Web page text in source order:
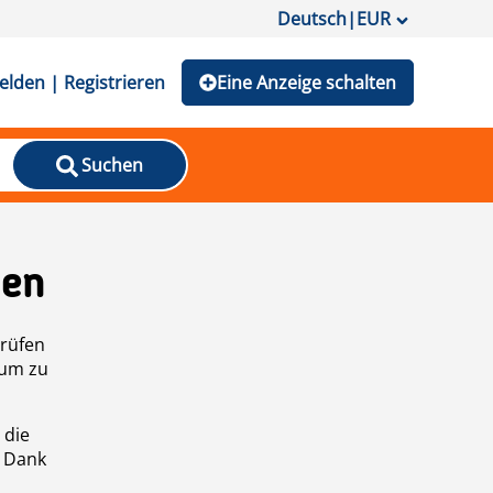
Deutsch|EUR
| Registrieren Eine Anzeige schalten
Suchen
zu
die